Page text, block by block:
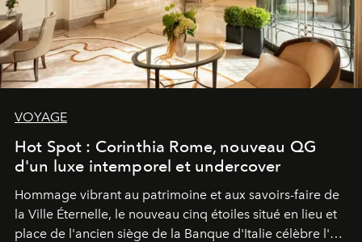
VOYAGE
Hot Spot : Corinthia Rome, nouveau QG
d'un luxe intemporel et undercover
Hommage vibrant au patrimoine et aux savoirs-faire de
la Ville Éternelle, le nouveau cinq étoiles situé en lieu et
place de l'ancien siège de la Banque d'Italie célèbre l'art